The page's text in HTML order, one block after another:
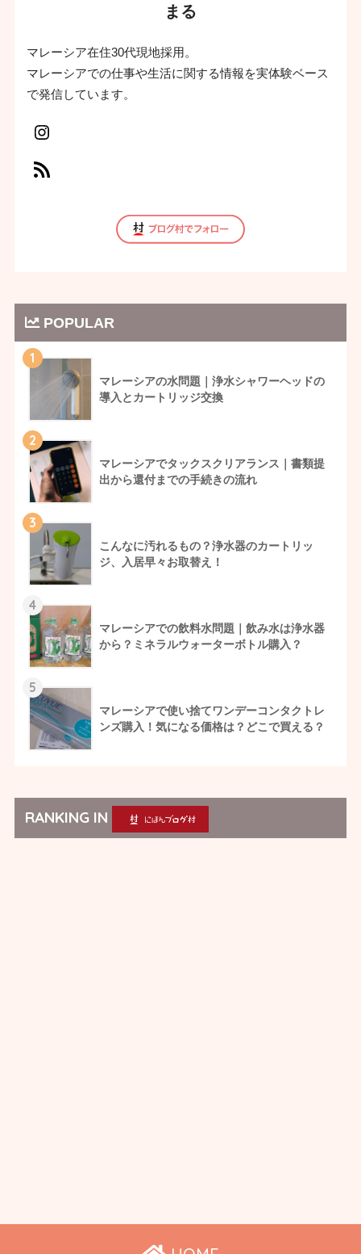
まる
マレーシア在住30代現地採用。
マレーシアでの仕事や生活に関する情報を実体験ベース
で発信しています。
POPULAR
1
マレーシアの水問題｜浄水シャワーヘッドの
導入とカートリッジ交換
2
マレーシアでタックスクリアランス｜書類提
出から還付までの手続きの流れ
3
こんなに汚れるもの？浄水器のカートリッ
ジ、入居早々お取替え！
4
マレーシアでの飲料水問題｜飲み水は浄水器
から？ミネラルウォーターボトル購入？
5
マレーシアで使い捨てワンデーコンタクトレ
ンズ購入！気になる価格は？どこで買える？
RANKING IN